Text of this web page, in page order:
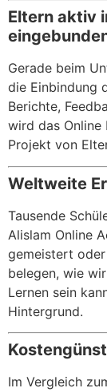
Eltern aktiv
Gerade beim
die Einbindung
Berichte,
wird das Online
Projekt von
Weltweite
Tausende
Alislam Online
gemeistert
belegen, wie
Lernen sein
Hintergrund.
Im Vergleich